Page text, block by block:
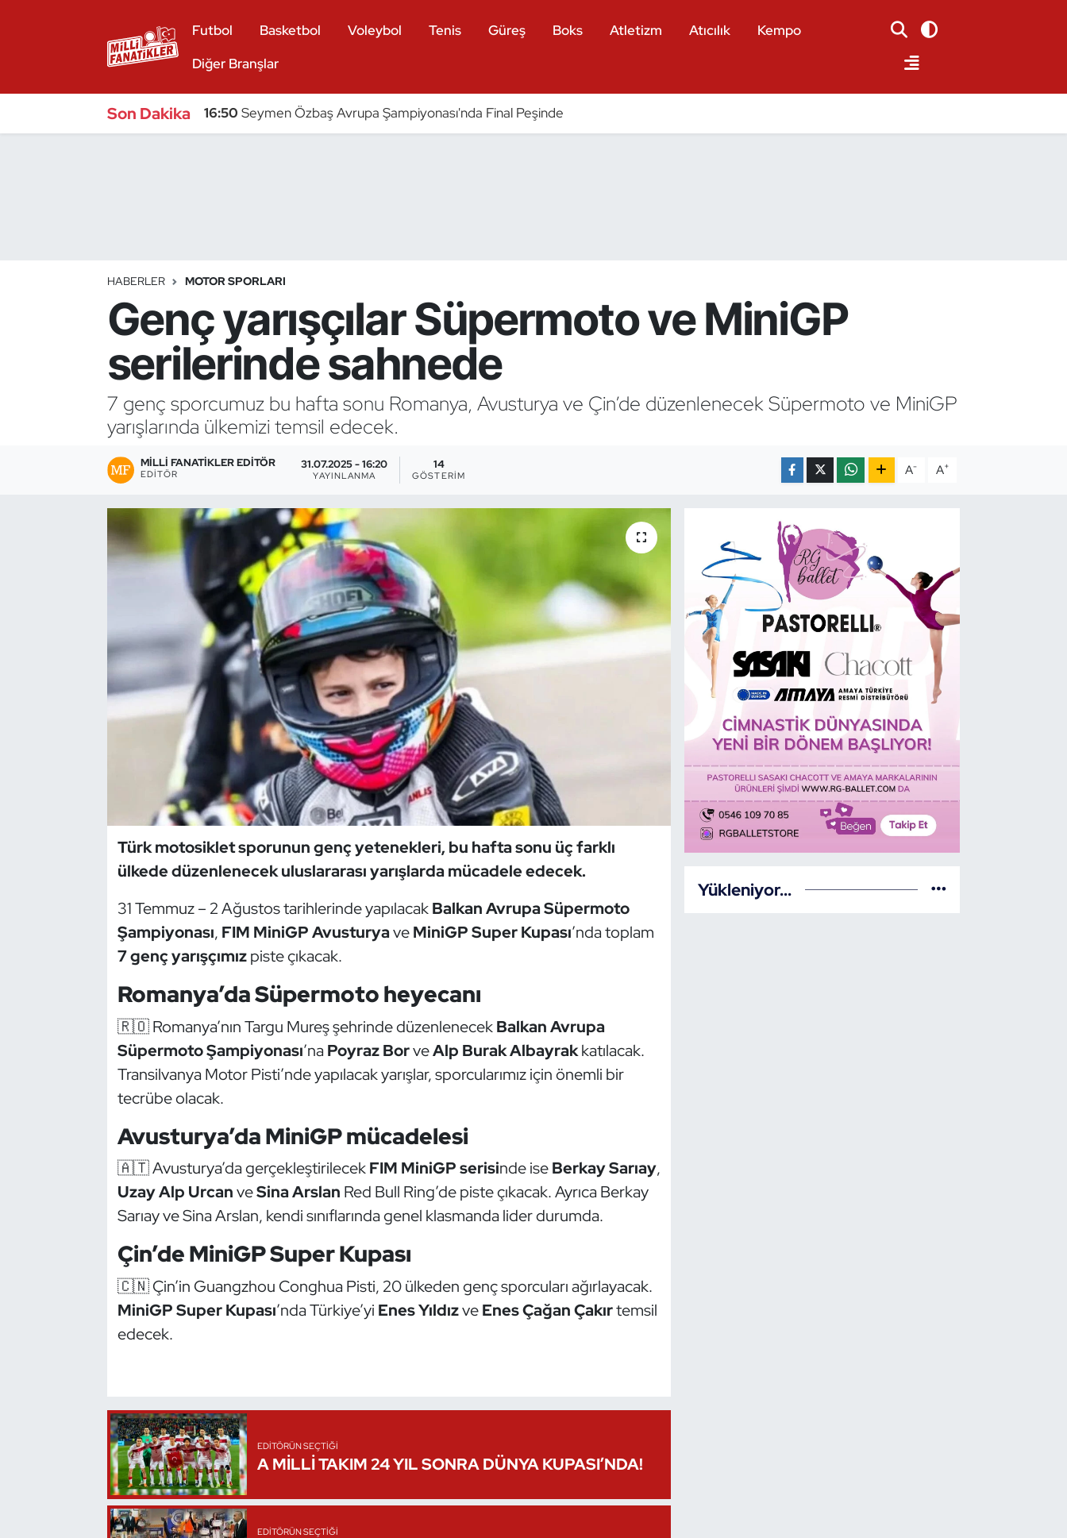
Futbol Basketbol Voleybol Tenis Güreş Boks Atletizm Atıcılık
Kempo
Diğer Branşlar
Son Dakika 16:50 Seymen Özbaş Avrupa Şampiyonası'nda Final Peşinde
HABERLER MOTOR SPORLARI
Genç yarışçılar Süpermoto ve MiniGP
serilerinde sahnede
7 genç sporcumuz bu hafta sonu Romanya, Avusturya ve Çin’de düzenlenecek Süpermoto ve MiniGP
yarışlarında ülkemizi temsil edecek.
MILLI FANATIKLER EDITÖR
EDITÖR
31.07.2025 - 16:20
YAYINLANMA
14
GÖSTERIM A- A+
Türk motosiklet sporunun genç yetenekleri, bu hafta sonu üç farklı
ülkede düzenlenecek uluslararası yarışlarda mücadele edecek.
31 Temmuz – 2 Ağustos tarihlerinde yapılacakBalkan Avrupa Süpermoto
Şampiyonası, FIM MiniGP AvusturyaveMiniGP Super Kupası’nda toplam
7 genç yarışçımızpiste çıkacak.
Romanya’da Süpermoto heyecanı
🇷🇴 Romanya’nın Targu Mureş şehrinde düzenlenecekBalkan Avrupa
Süpermoto Şampiyonası’na Poyraz BorveAlp Burak Albayrakkatılacak.
Transilvanya Motor Pisti’nde yapılacak yarışlar, sporcularımız için önemli bir
tecrübe olacak.
Avusturya’da MiniGP mücadelesi
🇦🇹 Avusturya’da gerçekleştirilecekFIM MiniGP serisinde iseBerkay Sarıay,
Uzay Alp UrcanveSina Arslan Red Bull Ring’de piste çıkacak. Ayrıca Berkay
Sarıay ve Sina Arslan, kendi sınıflarında genel klasmanda lider durumda.
Çin’de MiniGP Super Kupası
🇨🇳 Çin’in Guangzhou Conghua Pisti, 20 ülkeden genç sporcuları ağırlayacak.
MiniGP Super Kupası’nda Türkiye’yi Enes YıldızveEnes Çağan Çakırtemsil
edecek.
EDITÖRÜN SEÇTIĞI
A MİLLİ TAKIM 24 YIL SONRA DÜNYA KUPASI’NDA!
EDITÖRÜN SEÇTIĞI
Yükleniyor...
Bocce Bowling Dart
Buz Hokeyi
Buz Pateni
Judo ve Kuraş
Kano ve Rafting